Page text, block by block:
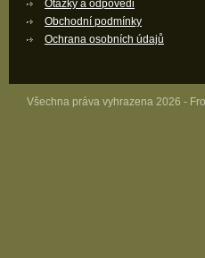
Otázky a odpovědi
Obchodní podmínky
Ochrana osobních údajů
Všechna práva vyhrazena 2026 -